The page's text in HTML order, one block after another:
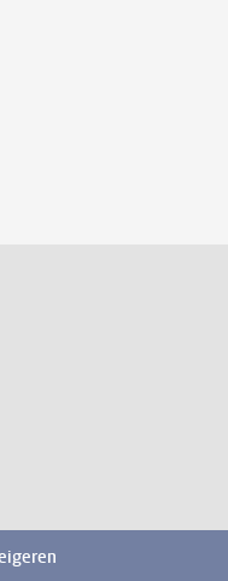
instagram
op mastodon